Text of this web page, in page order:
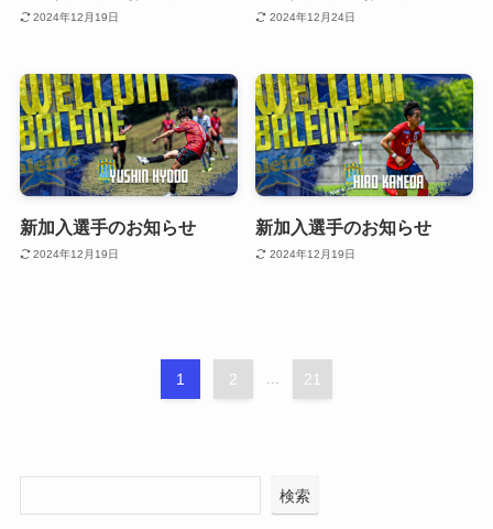
2024年12月19日 2024年12月24日
新加入選手のお知らせ
2024年12月19日
新加入選手のお知らせ
2024年12月19日
1 2 21
検索